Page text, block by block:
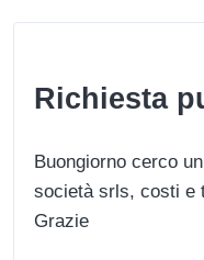
Richiesta
Buongiorno cerco
società srls, costi e
Grazie